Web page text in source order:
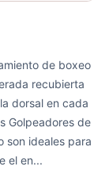
Golpeador De Mano P/Entrenamiento BX1602 - Sport Fitness 74018
de boxeo
recubierta
dorsal en cada
Golpeadores de
son ideales para
el en...